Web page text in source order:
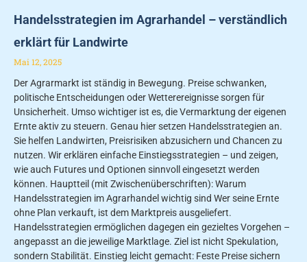
Handelsstrategien im Agrarhandel – verständlich
erklärt für Landwirte
Mai 12, 2025
Der Agrarmarkt ist ständig in Bewegung. Preise schwanken,
politische Entscheidungen oder Wetterereignisse sorgen für
Unsicherheit. Umso wichtiger ist es, die Vermarktung der eigenen
Ernte aktiv zu steuern. Genau hier setzen Handelsstrategien an.
Sie helfen Landwirten, Preisrisiken abzusichern und Chancen zu
nutzen. Wir erklären einfache Einstiegsstrategien – und zeigen,
wie auch Futures und Optionen sinnvoll eingesetzt werden
können. Hauptteil (mit Zwischenüberschriften): Warum
Handelsstrategien im Agrarhandel wichtig sind Wer seine Ernte
ohne Plan verkauft, ist dem Marktpreis ausgeliefert.
Handelsstrategien ermöglichen dagegen ein gezieltes Vorgehen –
angepasst an die jeweilige Marktlage. Ziel ist nicht Spekulation,
sondern Stabilität. Einstieg leicht gemacht: Feste Preise sichern